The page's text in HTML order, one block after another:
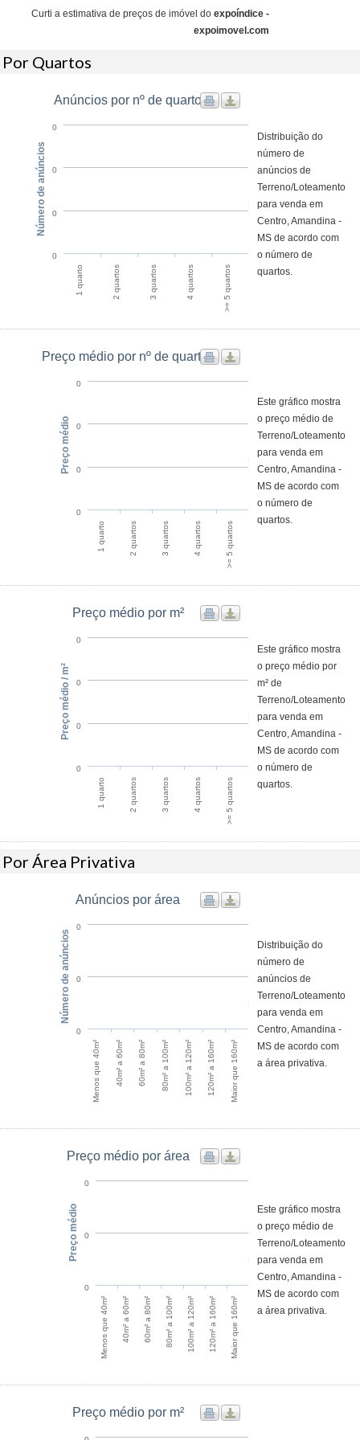
Curti a estimativa de preços de imóvel do expoíndice -
expoimovel.com
Por Quartos
Anúncios por nº de quarto
1 quarto 2 quartos 3 quartos 4 quartos >= 5 quartos
0
0
0
0
Número de anúncios
Distribuição do
número de
anúncios de
Terreno/Loteamento
para venda em
Centro, Amandina -
MS de acordo com
o número de
quartos.
Preço médio por nº de quartos
1 quarto 2 quartos 3 quartos 4 quartos >= 5 quartos
0
0
0
0
Preço médio
Este gráfico mostra
o preço médio de
Terreno/Loteamento
para venda em
Centro, Amandina -
MS de acordo com
o número de
quartos.
Preço médio por m²
1 quarto 2 quartos 3 quartos 4 quartos >= 5 quartos
0
0
0
0
Preço médio / m²
Este gráfico mostra
o preço médio por
m² de
Terreno/Loteamento
para venda em
Centro, Amandina -
MS de acordo com
o número de
quartos.
Por Área Privativa
Anúncios por área
Menos que 40m² 40m² a 60m² 60m² a 80m² 80m² a 100m² 100m² a 120m² 120m² a 160m² Maior que 160m²
0
0
0
Número de anúncios
Distribuição do
número de
anúncios de
Terreno/Loteamento
para venda em
Centro, Amandina -
MS de acordo com
a área privativa.
Preço médio por área
Menos que 40m² 40m² a 60m² 60m² a 80m² 80m² a 100m² 100m² a 120m² 120m² a 160m² Maior que 160m²
0
0
0
Preço médio
Este gráfico mostra
o preço médio de
Terreno/Loteamento
para venda em
Centro, Amandina -
MS de acordo com
a área privativa.
Preço médio por m²